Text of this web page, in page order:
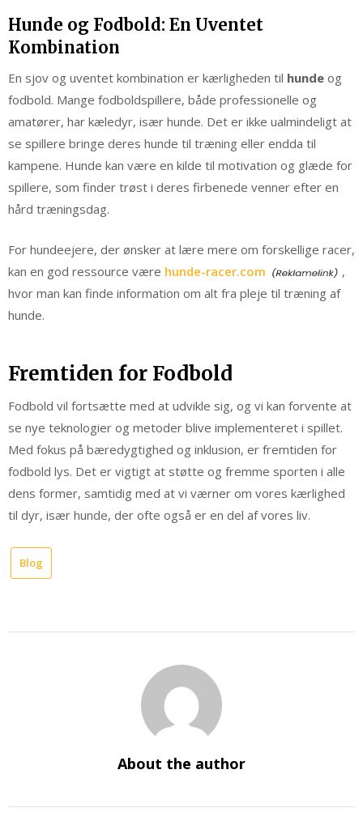
Hunde og Fodbold: En Uventet
Kombination
En sjov og uventet kombination er kærligheden til hunde og
fodbold. Mange fodboldspillere, både professionelle og
amatører, har kæledyr, især hunde. Det er ikke ualmindeligt at
se spillere bringe deres hunde til træning eller endda til
kampene. Hunde kan være en kilde til motivation og glæde for
spillere, som finder trøst i deres firbenede venner efter en
hård træningsdag.
For hundeejere, der ønsker at lære mere om forskellige racer,
kan en god ressource være hunde-racer.com
,
hvor man kan finde information om alt fra pleje til træning af
hunde.
Fremtiden for Fodbold
Fodbold vil fortsætte med at udvikle sig, og vi kan forvente at
se nye teknologier og metoder blive implementeret i spillet.
Med fokus på bæredygtighed og inklusion, er fremtiden for
fodbold lys. Det er vigtigt at støtte og fremme sporten i alle
dens former, samtidig med at vi værner om vores kærlighed
til dyr, især hunde, der ofte også er en del af vores liv.
Blog
About the author